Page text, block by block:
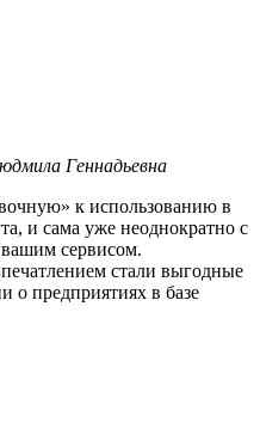
Геннадьевна
к использованию в
и сама уже неоднократно с
вашим сервисом.
стали выгодные
о предприятиях в базе